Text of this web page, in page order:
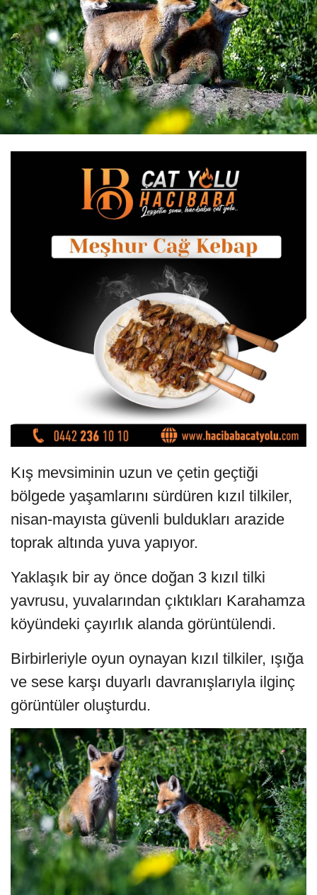
Kış mevsiminin uzun ve çetin geçtiği
bölgede yaşamlarını sürdüren kızıl tilkiler,
nisan-mayısta güvenli buldukları arazide
toprak altında yuva yapıyor.
Yaklaşık bir ay önce doğan 3 kızıl tilki
yavrusu, yuvalarından çıktıkları Karahamza
köyündeki çayırlık alanda görüntülendi.
Birbirleriyle oyun oynayan kızıl tilkiler, ışığa
ve sese karşı duyarlı davranışlarıyla ilginç
görüntüler oluşturdu.